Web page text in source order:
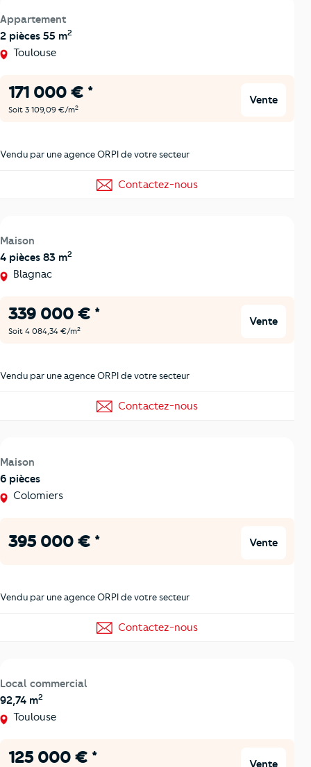
Appartement
2 pièces 55 m2
Toulouse
171 000 € *
Soit 3 109,09 €/m2
Vente
Vendu par une agence ORPI de votre secteur
Contactez-nous
Maison
4 pièces 83 m2
Blagnac
339 000 € *
Soit 4 084,34 €/m2
Vente
Vendu par une agence ORPI de votre secteur
Contactez-nous
Maison
6 pièces
Colomiers
395 000 € * Vente
Vendu par une agence ORPI de votre secteur
Contactez-nous
Local commercial
92,74 m2
Toulouse
125 000 € * Vente